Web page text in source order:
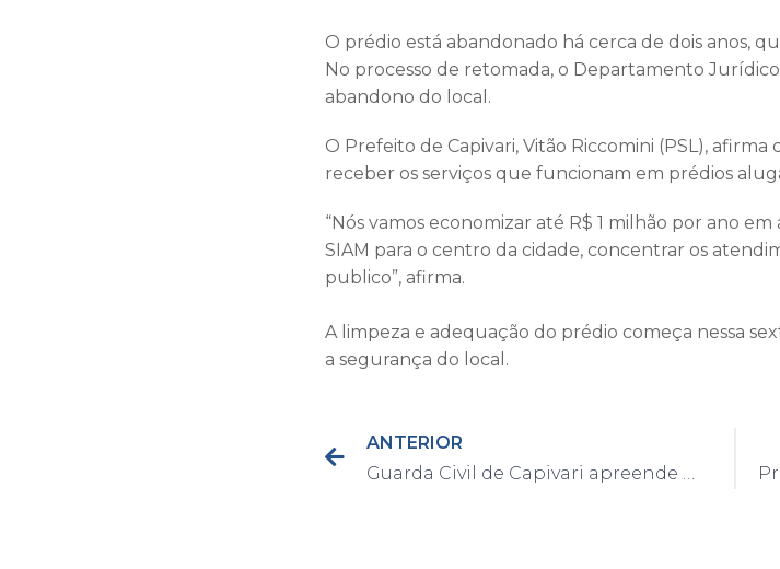
O prédio está abandonado há cerca de dois anos,
No processo de retomada, o Departamento
abandono do local.
O Prefeito de Capivari, Vitão Riccomini (PSL),
receber os serviços que funcionam em prédios
“Nós vamos economizar até R$ 1 milhão por ano
SIAM para o centro da cidade, concentrar os
publico”, afirma.
A limpeza e adequação do prédio começa nessa
a segurança do local.
ANTERIOR
Guarda Civil de Capivari apreende mais de meio quilo de drogas no Moreto